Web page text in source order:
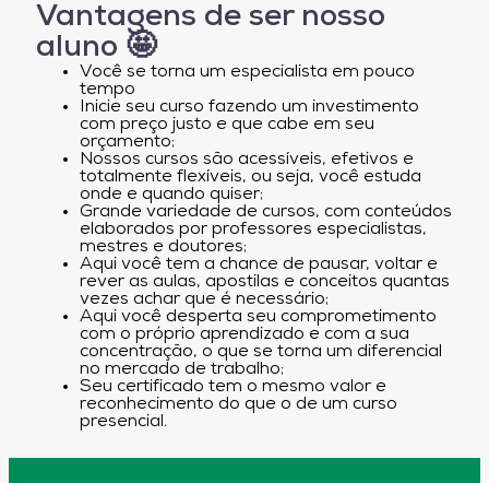
Vantagens de ser nosso
aluno 🤩
Você se torna um especialista em pouco
tempo
Inicie seu curso fazendo um investimento
com preço justo e que cabe em seu
orçamento;
Nossos cursos são acessíveis, efetivos e
totalmente flexíveis, ou seja, você estuda
onde e quando quiser;
Grande variedade de cursos, com conteúdos
elaborados por professores especialistas,
mestres e doutores;
Aqui você tem a chance de pausar, voltar e
rever as aulas, apostilas e conceitos quantas
vezes achar que é necessário;
Aqui você desperta seu comprometimento
com o próprio aprendizado e com a sua
concentração, o que se torna um diferencial
no mercado de trabalho;
Seu certificado tem o mesmo valor e
reconhecimento do que o de um curso
presencial.